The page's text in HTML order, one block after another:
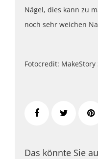
Nägel, dies kann zu
noch sehr weichen
Fotocredit:
Das könnte Sie